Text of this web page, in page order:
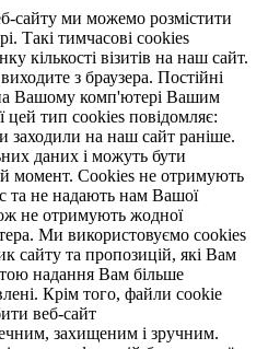
сайту ми можемо розмістити
Такі тимчасові cookies
кількості візитів на наш сайт.
з браузера. Постійні
Вашому комп'ютері Вашим
цей тип cookies повідомляє:
заходили на наш сайт раніше.
даних і можуть бути
момент. Сookies не отримують
та не надають нам Вашої
не отримують жодної
Ми використовуємо cookies
сайту та пропозицій, які Вам
надання Вам більше
Крім того, файли cookie
веб-сайт
захищеним і зручним.